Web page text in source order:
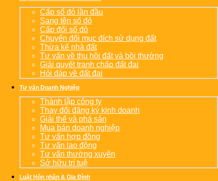
Cấp sổ đỏ lần đầu
Sang tên sổ đỏ
Cấp đổi sổ đỏ
Chuyển đổi mục đích sử dụng đất
Thừa kế nhà đất
Tư vấn về thu hồi đất và bồi thường
Giải quyết tranh chấp đất đai
Hỏi đáp về đất đai
Tư vấn Doanh Nghiệp
Thành lập công ty
Thay đổi đăng ký kinh doanh
Giải thể và phá sản
Mua bán doanh nghiệp
Tư vấn hợp đồng
Tư vấn lao động
Tư vấn thường xuyên
Sở hữu trí tuệ
Luật Hôn nhân & Gia Đình